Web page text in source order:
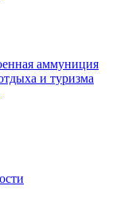
аммуниция
и туризма